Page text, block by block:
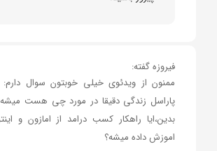
فیروزه گفته:
ممنون از ویدئوی خیلی خوبتون سوال
پاراسل زندگی دقیقا در مورد چی هست
بدین،ایا راهکار کسب درامد از امازون و
اموزش داده میشه؟